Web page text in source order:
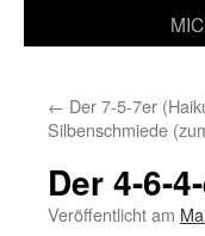
← Der 7-5-7er
Silbenschmiede
Der 4-6-
Veröffentlicht am